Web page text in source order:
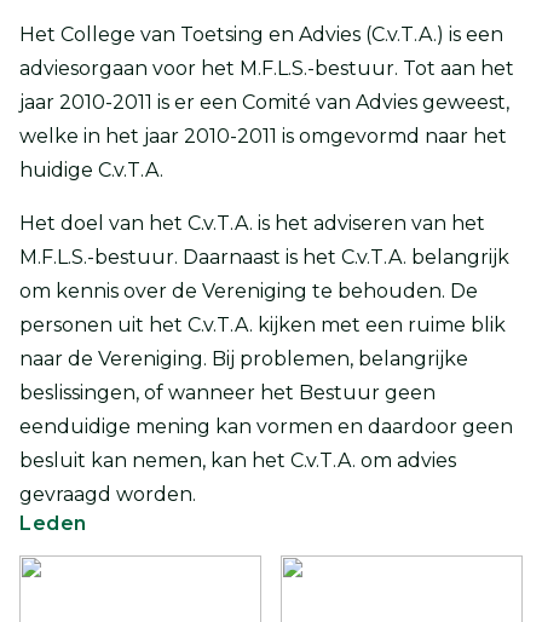
Het College van Toetsing en Advies (C.v.T.A.) is een
adviesorgaan voor het M.F.L.S.-bestuur. Tot aan het
jaar 2010-2011 is er een Comité van Advies geweest,
welke in het jaar 2010-2011 is omgevormd naar het
huidige C.v.T.A.
Het doel van het C.v.T.A. is het adviseren van het
M.F.L.S.-bestuur. Daarnaast is het C.v.T.A. belangrijk
om kennis over de Vereniging te behouden. De
personen uit het C.v.T.A. kijken met een ruime blik
naar de Vereniging. Bij problemen, belangrijke
beslissingen, of wanneer het Bestuur geen
eenduidige mening kan vormen en daardoor geen
besluit kan nemen, kan het C.v.T.A. om advies
gevraagd worden.
Leden